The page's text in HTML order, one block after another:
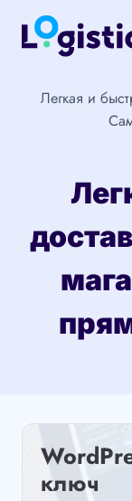
Перейти
Легкая и
ключ